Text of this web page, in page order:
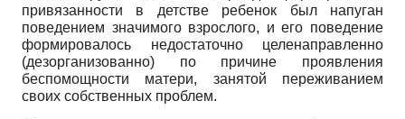
привязанности в детстве ребенок был напуган
поведением значимого взрослого, и его поведение
формировалось недостаточно целенаправленно
(дезорганизованно) по причине проявления
беспомощности матери, занятой переживанием
своих собственных проблем.